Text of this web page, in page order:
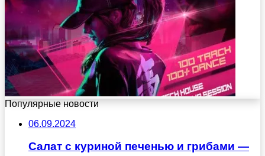
Популярные новости
06.09.2024
Салат с куриной печенью и грибами —